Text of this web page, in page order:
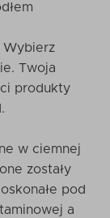
Wybierz
Twoja
produkty
w ciemnej
zostały
pod
a